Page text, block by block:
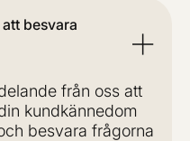
besvara
från oss att
kundkännedom
besvara frågorna